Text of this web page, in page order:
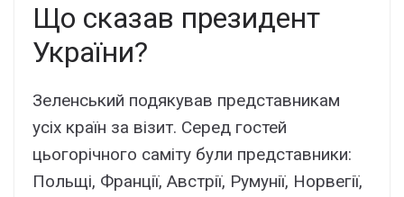
Що сказав президент
України?
Зеленський подякував представникам
усіх країн за візит. Серед гостей
цьогорічного саміту були представники:
Польщі, Франції, Австрії, Румунії, Норвегії,